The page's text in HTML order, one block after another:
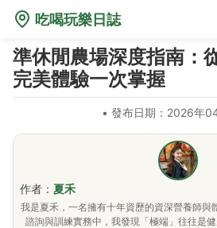
吃喝玩樂日誌
準休閒農場深度指南：
完美體驗一次掌握
• 發布日期：2026年
作者： 夏禾
我是夏禾，一名擁有十年資歷的資深營養師與
諮詢與訓練實務中，我發現「極端」往往是